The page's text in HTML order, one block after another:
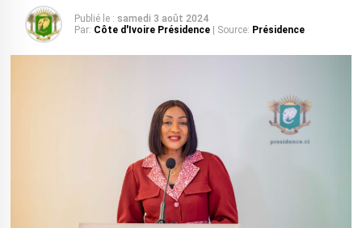
Publié le : samedi 3 août 2024
Par: Côte d'Ivoire Présidence | Source: Présidence